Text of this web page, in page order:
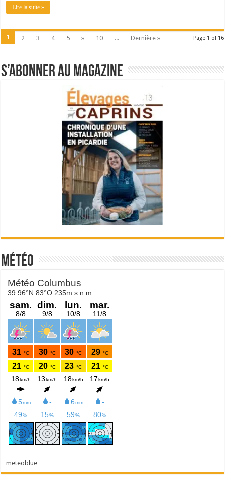
Lire la suite »
Page 1 of 16
1 2 3 4 5 » 10 ... Dernière »
S’abonner au magazine
Météo
meteoblue